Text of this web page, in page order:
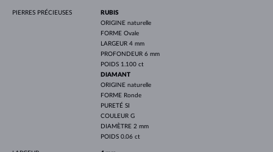
PIERRES PRÉCIEUSES
RUBIS
ORIGINE naturelle
FORME Ovale
LARGEUR 4 mm
PROFONDEUR 6 mm
POIDS 1.100 ct
DIAMANT
ORIGINE naturelle
FORME Ronde
PURETÉ SI
COULEUR G
DIAMÈTRE 2 mm
POIDS 0.06 ct